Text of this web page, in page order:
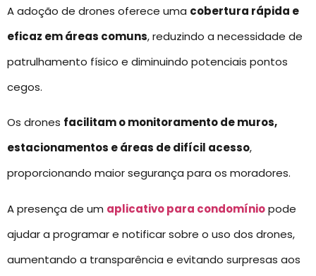
A adoção de drones oferece uma cobertura rápida e
eficaz em áreas comuns, reduzindo a necessidade de
patrulhamento físico e diminuindo potenciais pontos
cegos.
Os drones facilitam o monitoramento de muros,
estacionamentos e áreas de difícil acesso,
proporcionando maior segurança para os moradores.
A presença de um aplicativo para condomíniopode
ajudar a programar e notificar sobre o uso dos drones,
aumentando a transparência e evitando surpresas aos